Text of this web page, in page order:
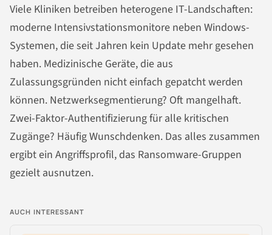
Viele Kliniken betreiben heterogene IT-Landschaften:
moderne Intensivstationsmonitore neben Windows-
Systemen, die seit Jahren kein Update mehr gesehen
haben. Medizinische Geräte, die aus
Zulassungsgründen nicht einfach gepatcht werden
können. Netzwerksegmentierung? Oft mangelhaft.
Zwei-Faktor-Authentifizierung für alle kritischen
Zugänge? Häufig Wunschdenken. Das alles zusammen
ergibt ein Angriffsprofil, das Ransomware-Gruppen
gezielt ausnutzen.
AUCH INTERESSANT